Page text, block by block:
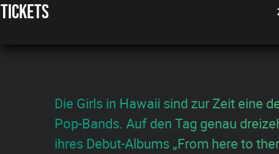
Tickets
Die Girls in Hawaii sind zur Zeit eine
Pop-Bands. Auf den Tag genau
ihres Debut-Albums „From here to